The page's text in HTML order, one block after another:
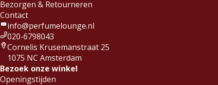
Bezorgen & Retourneren
Contact
info@perfumelounge.nl
020-6798043
Cornelis Krusemanstraat 25
1075 NC Amsterdam
Bezoek onze winkel
Openingstijden